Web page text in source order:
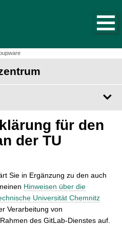
für den
der TU
Sie in Ergänzung zu den auch
Hinweisen über die
Universität Chemnitz
Verarbeitung von
des GitLab-Dienstes auf.